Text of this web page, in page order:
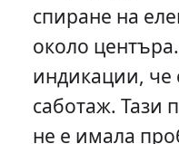
спиране на
около
индикации, че
саботаж. Тази
не е имала